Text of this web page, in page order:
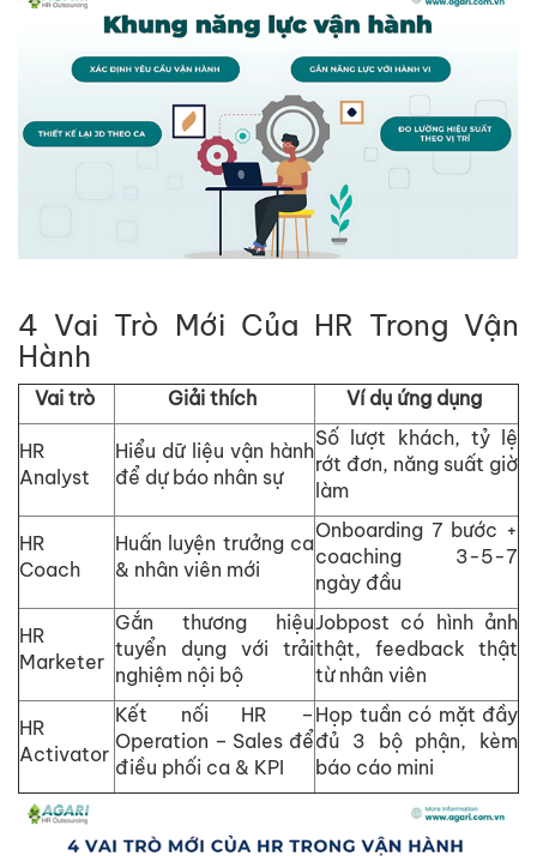
4 Vai Trò Mới Của HR Trong Vận
Hành
Vai trò Giải thích Ví dụ ứng dụng
HR
Analyst
Hiểu dữliệu vận hành
để dựbáo nhân sự
Số lượt khách, tỷl ệ
rớt đơn, năng suất giờ
làm
HR
Coach
Huấn luyện trưởng ca
& nhân viên mới
Onboarding 7 bước +
coaching 3-5-7
ngày đầu
HR
Marketer
Gắn thương hiệu
tuyển dụng với trải
nghiệm nội bộ
Jobpost có hình ảnh
thật, feedback thật
từnhân viên
HR
Activator
Kết nối HR –
Operation – Sales để
điều phối ca & KPI
Họp tuần có mặt đầy
đủ 3 bộphận, kèm
báo cáo mini